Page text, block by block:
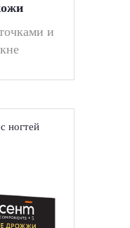
и
ногтей